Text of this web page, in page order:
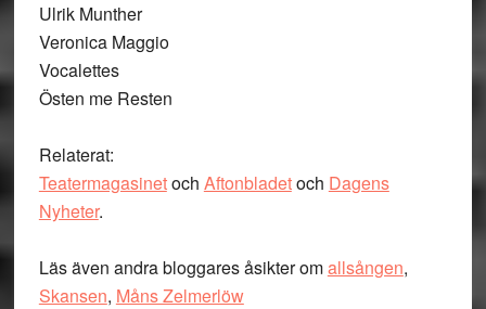
Ulrik Munther
Veronica Maggio
Vocalettes
Östen me Resten
Relaterat:
Teatermagasinetoch Aftonbladetoch Dagens
Nyheter.
Läs även andra bloggares åsikter omallsången,
Skansen, Måns Zelmerlöw